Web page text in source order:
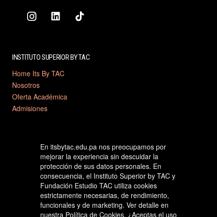
INSTITUTO SUPERIOR BY TAC
Home Its By TAC
Nosotros
Oferta Académica
Admisiones
CONTÁCTANOS
En itsbytac.edu.pa nos preocupamos por
mejorar la experiencia sin descuidar la
protección de sus datos personales. En
consecuencia, el Instituto Superior by TAC y
Fundación Estudio TAC utiliza cookies
estrictamente necesarias, de rendimiento,
funcionales y de marketing. Ver detalle en
nuestra Política de Cookies. ¿Aceptas el uso